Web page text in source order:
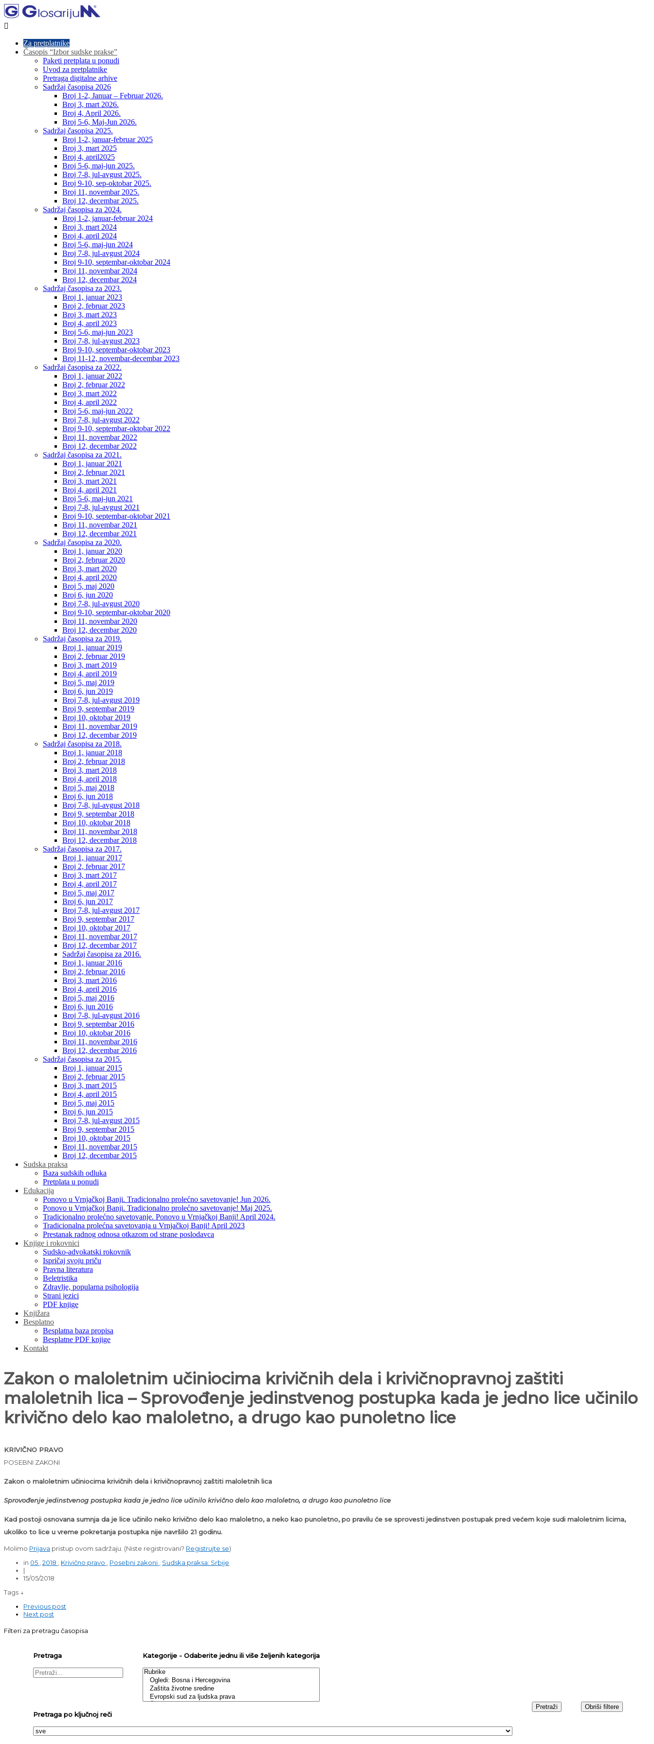

Za pretplatnike
Časopis “Izbor sudske prakse”
Paketi pretplata u ponudi
Uvod za pretplatnike
Pretraga digitalne arhive
Sadržaj časopisa 2026
Broj 1-2, Januar – Februar 2026.
Broj 3, mart 2026.
Broj 4, April 2026.
Broj 5-6, Maj-Jun 2026.
Sadržaj časopisa 2025.
Broj 1-2, januar-februar 2025
Broj 3, mart 2025
Broj 4, april2025
Broj 5-6, maj-jun 2025.
Broj 7-8, jul-avgust 2025.
Broj 9-10, sep-oktobar 2025.
Broj 11, novembar 2025.
Broj 12, decembar 2025.
Sadržaj časopisa za 2024.
Broj 1-2, januar-februar 2024
Broj 3, mart 2024
Broj 4, april 2024
Broj 5-6, maj-jun 2024
Broj 7-8, jul-avgust 2024
Broj 9-10, septembar-oktobar 2024
Broj 11, novembar 2024
Broj 12, decembar 2024
Sadržaj časopisa za 2023.
Broj 1, januar 2023
Broj 2, februar 2023
Broj 3, mart 2023
Broj 4, april 2023
Broj 5-6, maj-jun 2023
Broj 7-8, jul-avgust 2023
Broj 9-10, septembar-oktobar 2023
Broj 11-12, novembar-decembar 2023
Sadržaj časopisa za 2022.
Broj 1, januar 2022
Broj 2, februar 2022
Broj 3, mart 2022
Broj 4, april 2022
Broj 5-6, maj-jun 2022
Broj 7-8, jul-avgust 2022
Broj 9-10, septembar-oktobar 2022
Broj 11, novembar 2022
Broj 12, decembar 2022
Sadržaj časopisa za 2021.
Broj 1, januar 2021
Broj 2, februar 2021
Broj 3, mart 2021
Broj 4, april 2021
Broj 5-6, maj-jun 2021
Broj 7-8, jul-avgust 2021
Broj 9-10, septembar-oktobar 2021
Broj 11, novembar 2021
Broj 12, decembar 2021
Sadržaj časopisa za 2020.
Broj 1, januar 2020
Broj 2, februar 2020
Broj 3, mart 2020
Broj 4, april 2020
Broj 5, maj 2020
Broj 6, jun 2020
Broj 7-8, jul-avgust 2020
Broj 9-10, septembar-oktobar 2020
Broj 11, novembar 2020
Broj 12, decembar 2020
Sadržaj časopisa za 2019.
Broj 1, januar 2019
Broj 2, februar 2019
Broj 3, mart 2019
Broj 4, april 2019
Broj 5, maj 2019
Broj 6, jun 2019
Broj 7-8, jul-avgust 2019
Broj 9, septembar 2019
Broj 10, oktobar 2019
Broj 11, novembar 2019
Broj 12, decembar 2019
Sadržaj časopisa za 2018.
Broj 1, januar 2018
Broj 2, februar 2018
Broj 3, mart 2018
Broj 4, april 2018
Broj 5, maj 2018
Broj 6, jun 2018
Broj 7-8, jul-avgust 2018
Broj 9, septembar 2018
Broj 10, oktobar 2018
Broj 11, novembar 2018
Broj 12, decembar 2018
Sadržaj časopisa za 2017.
Broj 1, januar 2017
Broj 2, februar 2017
Broj 3, mart 2017
Broj 4, april 2017
Broj 5, maj 2017
Broj 6, jun 2017
Broj 7-8, jul-avgust 2017
Broj 9, septembar 2017
Broj 10, oktobar 2017
Broj 11, novembar 2017
Broj 12, decembar 2017
Sadržaj časopisa za 2016.
Broj 1, januar 2016
Broj 2, februar 2016
Broj 3, mart 2016
Broj 4, april 2016
Broj 5, maj 2016
Broj 6, jun 2016
Broj 7-8, jul-avgust 2016
Broj 9, septembar 2016
Broj 10, oktobar 2016
Broj 11, novembar 2016
Broj 12, decembar 2016
Sadržaj časopisa za 2015.
Broj 1, januar 2015
Broj 2, februar 2015
Broj 3, mart 2015
Broj 4, april 2015
Broj 5, maj 2015
Broj 6, jun 2015
Broj 7-8, jul-avgust 2015
Broj 9, septembar 2015
Broj 10, oktobar 2015
Broj 11, novembar 2015
Broj 12, decembar 2015
Sudska praksa
Baza sudskih odluka
Pretplata u ponudi
Edukacija
Ponovo u Vrnjačkoj Banji. Tradicionalno prolećno savetovanje! Jun 2026.
Ponovo u Vrnjačkoj Banji. Tradicionalno prolećno savetovanje! Maj 2025.
Tradicionalno prolećno savetovanje. Ponovo u Vrnjačkoj Banji! April 2024.
Tradicionalna prolećna savetovanja u Vrnjačkoj Banji! April 2023
Prestanak radnog odnosa otkazom od strane poslodavca
Knjige i rokovnici
Sudsko-advokatski rokovnik
Ispričaj svoju priču
Pravna literatura
Beletristika
Zdravlje, popularna psihologija
Strani jezici
PDF knjige
Knjižara
Besplatno
Besplatna baza propisa
Besplatne PDF knjige
Kontakt
Zakon o maloletnim učiniocima krivičnih dela i krivičnopravnoj zaštiti
maloletnih lica – Sprovođenje jedinstvenog postupka kada je jedno lice učinilo
krivično delo kao maloletno, a drugo kao punoletno lice
KRIVIČNO PRAVO
POSEBNI ZAKONI
Zakon o maloletnim učiniocima krivičnih dela i krivičnopravnoj zaštiti maloletnih lica
Sprovođenje jedinstvenog postupka kada je jedno lice učinilo krivično delo kao maloletno, a drugo kao punoletno lice
Kad postoji osnovana sumnja da je lice učinilo neko krivično delo kao maloletno, a neko kao punoletno, po pravilu će se sprovesti jedinstven postupak pred većem koje sudi maloletnim licima,
ukoliko to lice u vreme pokretanja postupka nije navršilo 21 godinu.
Molimo Prijava pristup ovom sadržaju. (Niste registrovani? Registrujte se)
in 05 2018 Krivično pravo Posebni zakoni
Sudska praksa: Srbije
|
15/05/2018
Tags ↓
Previous post
Next post
Filteri za pretragu časopisa
Pretraga Kategorije - Odaberite jednu ili više željenih kategorija
Pretraga po ključnoj reči